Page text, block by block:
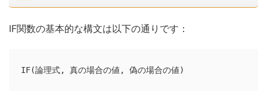
IF関数の基本的な構文は以下の通りです：
IF(論理式, 真の場合の値, 偽の場合の値)